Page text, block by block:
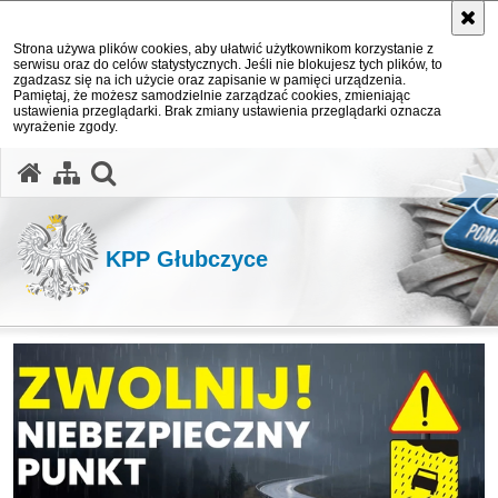
Strona używa plików cookies, aby ułatwić użytkownikom korzystanie z
serwisu oraz do celów statystycznych. Jeśli nie blokujesz tych plików, to
zgadzasz się na ich użycie oraz zapisanie w pamięci urządzenia.
Pamiętaj, że możesz samodzielnie zarządzać cookies, zmieniając
ustawienia przeglądarki. Brak zmiany ustawienia przeglądarki oznacza
wyrażenie zgody.
KPP Głubczyce
Ważne informacje